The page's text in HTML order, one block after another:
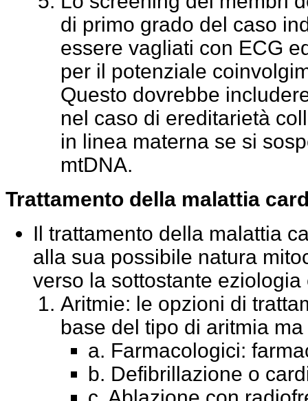
di primo grado del caso
essere vagliati con ECG
per il potenziale
Questo dovrebbe
nel caso di ereditarietà
in linea materna se si
mtDNA.
Trattamento della malattia
Il trattamento della malattia
alla sua possibile natura
verso la sottostante eziologia
Aritmie: le opzioni di
base del tipo di aritmia
a. Farmacologici:
b. Defibrillazione o